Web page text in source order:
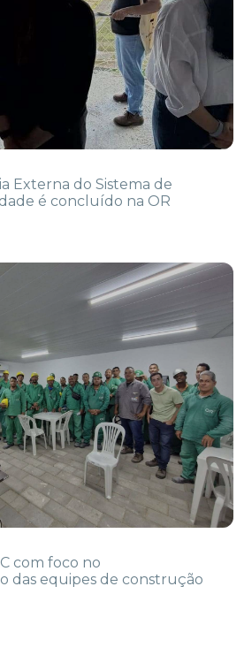
Externa do Sistema de
é concluído na OR
com foco no
das equipes de construção